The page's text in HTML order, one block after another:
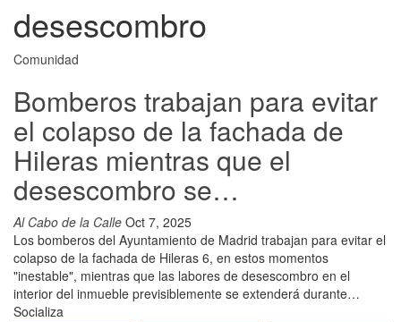
desescombro
Comunidad
Bomberos trabajan para evitar
el colapso de la fachada de
Hileras mientras que el
desescombro se…
Al Cabo de la Calle Oct 7, 2025
Los bomberos del Ayuntamiento de Madrid trabajan para evitar el
colapso de la fachada de Hileras 6, en estos momentos
"inestable", mientras que las labores de desescombro en el
interior del inmueble previsiblemente se extenderá durante…
Socializa